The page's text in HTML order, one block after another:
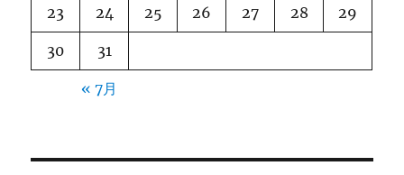
23 24 25 26 27 28 29
30 31
« 7月